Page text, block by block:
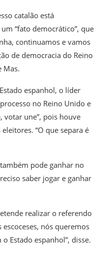
catalão está
“fato democrático”, que
continuamos e vamos
de democracia do Reino
Mas.
espanhol, o líder
no Reino Unido e
votar une”, pois houve
“O que separa é
pode ganhar no
saber jogar e ganhar
realizar o referendo
nós queremos
Estado espanhol”, disse.